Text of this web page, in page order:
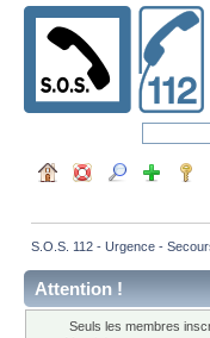
S.O.S. 112 - Urgence -
Attention !
Seuls les membres